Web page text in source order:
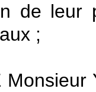
de leur
;